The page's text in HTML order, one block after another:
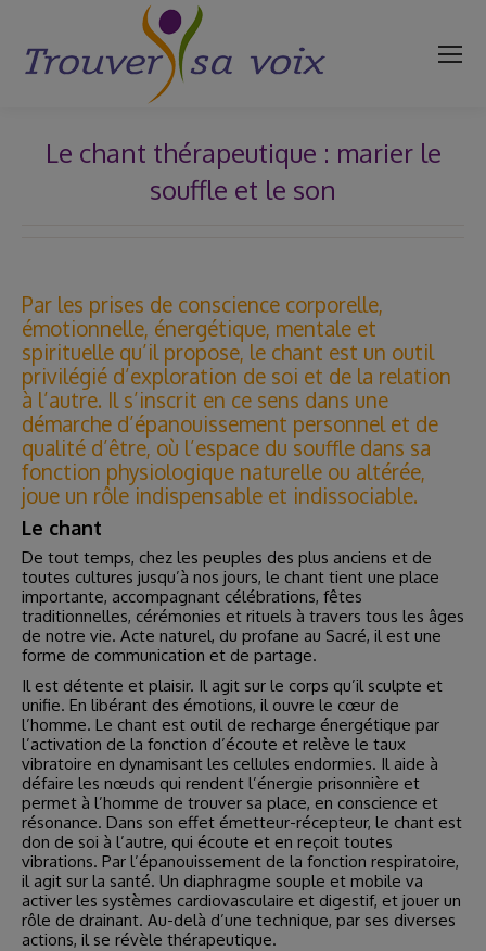
Le chant thérapeutique : marier le
souffle et le son
Par les prises de conscience corporelle,
émotionnelle, énergétique, mentale et
spirituelle qu’il propose, le chant est un outil
privilégié d’exploration de soi et de la relation
à l’autre. Il s’inscrit en ce sens dans une
démarche d’épanouissement personnel et de
qualité d’être, où l’espace du souffle dans sa
fonction physiologique naturelle ou altérée,
joue un rôle indispensable et indissociable.
Le chant
De tout temps, chez les peuples des plus anciens et de
toutes cultures jusqu’à nos jours, le chant tient une place
importante, accompagnant célébrations, fêtes
traditionnelles, cérémonies et rituels à travers tous les âges
de notre vie. Acte naturel, du profane au Sacré, il est une
forme de communication et de partage.
Il est détente et plaisir. Il agit sur le corps qu’il sculpte et
unifie. En libérant des émotions, il ouvre le cœur de
l’homme. Le chant est outil de recharge énergétique par
l’activation de la fonction d’écoute et relève le taux
vibratoire en dynamisant les cellules endormies. Il aide à
défaire les nœuds qui rendent l’énergie prisonnière et
permet à l’homme de trouver sa place, en conscience et
résonance. Dans son effet émetteur-récepteur, le chant est
don de soi à l’autre, qui écoute et en reçoit toutes
vibrations. Par l’épanouissement de la fonction respiratoire,
il agit sur la santé. Un diaphragme souple et mobile va
activer les systèmes cardiovasculaire et digestif, et jouer un
rôle de drainant. Au-delà d’une technique, par ses diverses
actions, il se révèle thérapeutique.